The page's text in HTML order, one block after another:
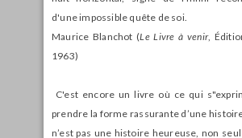
d'une impossible quête de soi.
Maurice Blanchot (Le Livre à venir,
1963)
C'est encore un livre où ce qui
prendre la forme rassurante d’une
n’est pas une histoire heureuse, non